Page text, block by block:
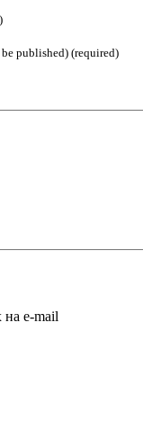
published) (required)
e-mail